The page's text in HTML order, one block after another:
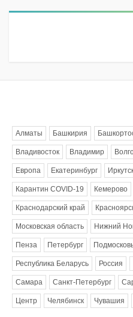
Алматы Башкирия
Владивосток Владимир
Европа Екатеринбург
Карантин COVID-19 Кемерово
Краснодарский край
Московская область Нижний
Пенза Петербург
Республика Беларусь Россия
Самара Санкт-Петербург
Центр Челябинск Чувашия